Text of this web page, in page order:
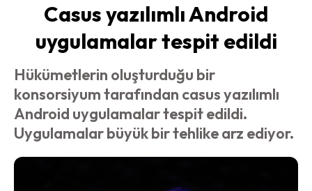
Casus yazılımlı Android
uygulamalar tespit edildi
Hükümetlerin oluşturduğu bir
konsorsiyum tarafından casus yazılımlı
Android uygulamalar tespit edildi.
Uygulamalar büyük bir tehlike arz ediyor.